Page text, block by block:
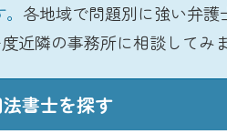
各地域で問題別に強い弁
近隣の事務所に相談してみ
書士を探す